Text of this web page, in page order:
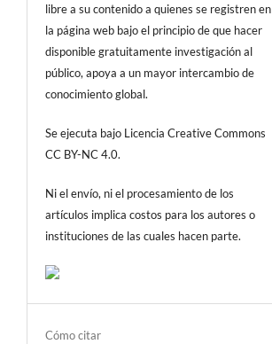
libre a su contenido a quienes se registren en
la página web bajo el principio de que hacer
disponible gratuitamente investigación al
público, apoya a un mayor intercambio de
conocimiento global.
Se ejecuta bajo Licencia Creative Commons
CC BY-NC 4.0.
Ni el envío, ni el procesamiento de los
artículos implica costos para los autores o
instituciones de las cuales hacen parte.
Cómo citar